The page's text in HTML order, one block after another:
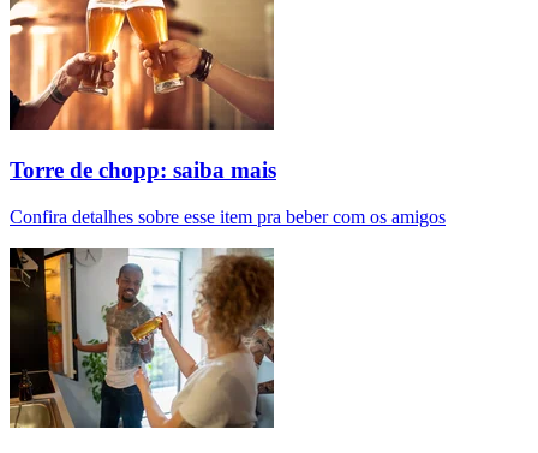
Torre de chopp: saiba mais
Confira detalhes sobre esse item pra beber com os amigos